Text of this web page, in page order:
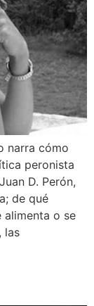
narra cómo
peronista
D. Perón,
de qué
alimenta o se
las